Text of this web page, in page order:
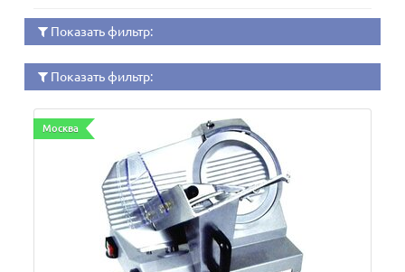
Показать фильтр:
Показать фильтр:
Москва